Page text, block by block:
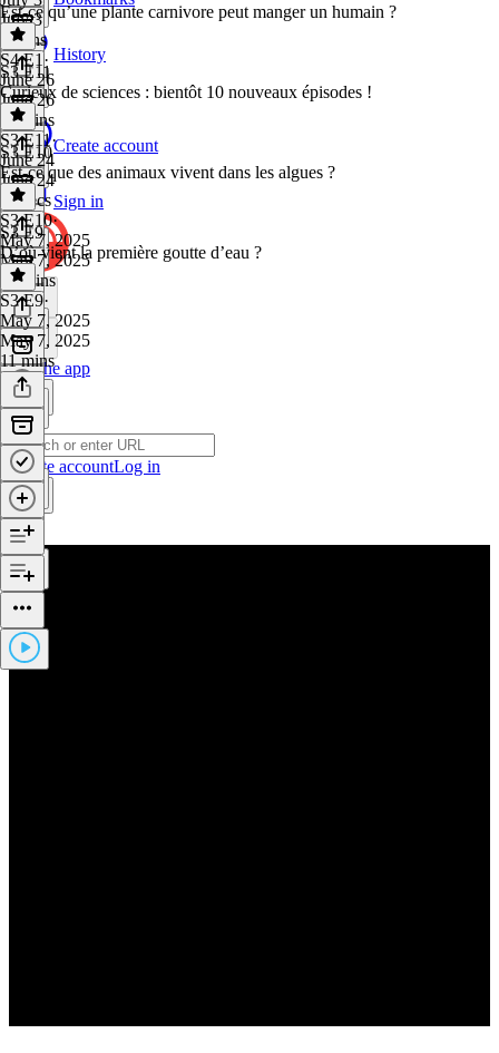
History
Create account
Sign in
Get the app
Create accountLog in
July 3
9 mins
Est-ce qu’une plante carnivore peut manger un humain ?
S4 E1 ·
June 26
June 26
11 mins
S3 E11
Curieux de sciences : bientôt 10 nouveaux épisodes !
S3 E11·
June 24
June 24
48 secs
S3 E10
Est-ce que des animaux vivent dans les algues ?
S3 E10·
May 7, 2025
May 7, 2025
10 mins
S3 E9
D’où vient la première goutte d’eau ?
S3 E9·
May 7, 2025
May 7, 2025
11 mins